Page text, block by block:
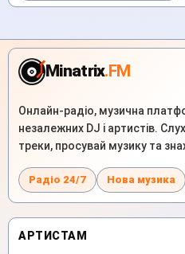
Minatrix.FM
Онлайн-радіо, музична
незалежних DJ і артистів.
треки, просувай музику та
Радіо 24/7 Нова музика
АРТИСТАМ